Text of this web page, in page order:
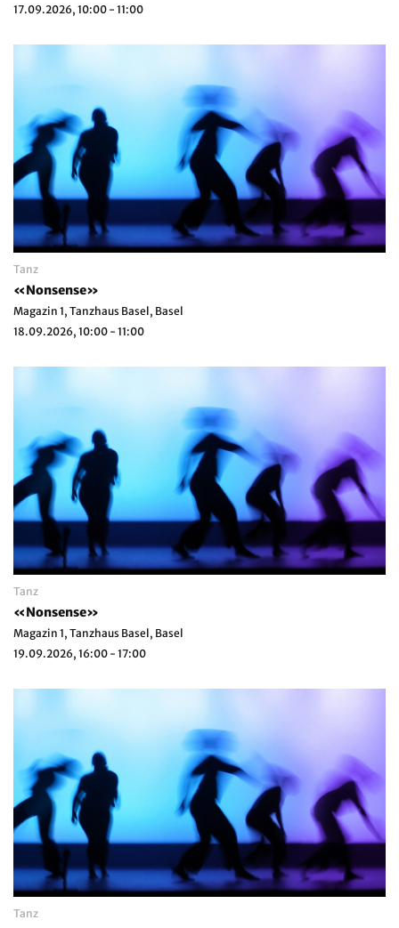
17.09.2026, 10:00 - 11:00
Tanz
«Nonsense»
Magazin 1, Tanzhaus Basel, Basel
18.09.2026, 10:00 - 11:00
Tanz
«Nonsense»
Magazin 1, Tanzhaus Basel, Basel
19.09.2026, 16:00 - 17:00
Tanz